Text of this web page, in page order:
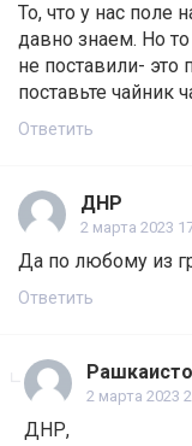
То, что у нас поле
давно знаем. Но
не поставили- это
поставьте чайник
Ответить
ДНР
2 марта 2023
Да по любому из
Ответить
2 марта 2023
ДНР,